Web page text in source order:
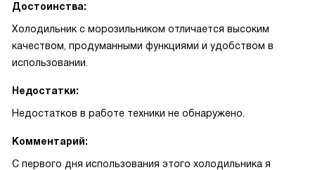
Достоинства:
Холодильник с морозильником отличается высоким
качеством, продуманными функциями и удобством в
использовании.
Недостатки:
Недостатков в работе техники не обнаружено.
Комментарий:
С первого дня использования этого холодильника я